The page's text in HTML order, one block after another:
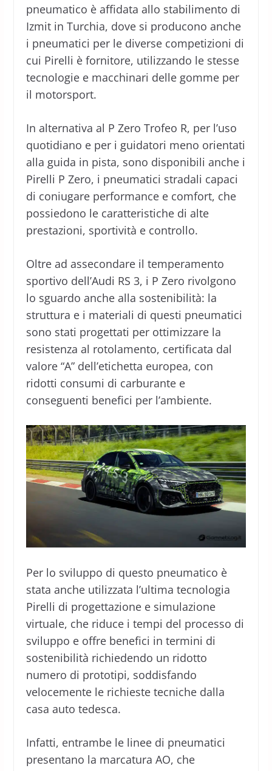
pneumatico è affidata allo stabilimento di
Izmit in Turchia, dove si producono anche
i pneumatici per le diverse competizioni di
cui Pirelli è fornitore, utilizzando le stesse
tecnologie e macchinari delle gomme per
il motorsport.
In alternativa al P Zero Trofeo R, per l’uso
quotidiano e per i guidatori meno orientati
alla guida in pista, sono disponibili anche i
Pirelli P Zero, i pneumatici stradali capaci
di coniugare performance e comfort, che
possiedono le caratteristiche di alte
prestazioni, sportività e controllo.
Oltre ad assecondare il temperamento
sportivo dell’Audi RS 3, i P Zero rivolgono
lo sguardo anche alla sostenibilità: la
struttura e i materiali di questi pneumatici
sono stati progettati per ottimizzare la
resistenza al rotolamento, certificata dal
valore “A” dell’etichetta europea, con
ridotti consumi di carburante e
conseguenti benefici per l’ambiente.
Per lo sviluppo di questo pneumatico è
stata anche utilizzata l’ultima tecnologia
Pirelli di progettazione e simulazione
virtuale, che riduce i tempi del processo di
sviluppo e offre benefici in termini di
sostenibilità richiedendo un ridotto
numero di prototipi, soddisfando
velocemente le richieste tecniche dalla
casa auto tedesca.
Infatti, entrambe le linee di pneumatici
presentano la marcatura AO, che